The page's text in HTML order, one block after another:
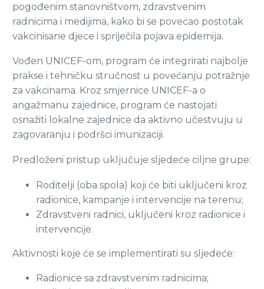
pogođenim stanovništvom, zdravstvenim
radnicima i medijima, kako bi se povećao postotak
vakcinisane djece i spriječila pojava epidemija.
Vođen UNICEF-om, program će integrirati najbolje
prakse i tehničku stručnost u povećanju potražnje
za vakcinama. Kroz smjernice UNICEF-a o
angažmanu zajednice, program će nastojati
osnažiti lokalne zajednice da aktivno učestvuju u
zagovaranju i podršci imunizaciji.
Predloženi pristup uključuje sljedeće ciljne grupe:
Roditelji (oba spola) koji će biti uključeni kroz
radionice, kampanje i intervencije na terenu;
Zdravstveni radnici, uključeni kroz radionice i
intervencije.
Aktivnosti koje će se implementirati su sljedeće:
Radionice sa zdravstvenim radnicima;